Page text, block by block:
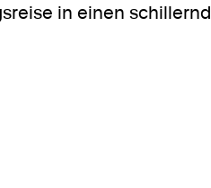
in einen